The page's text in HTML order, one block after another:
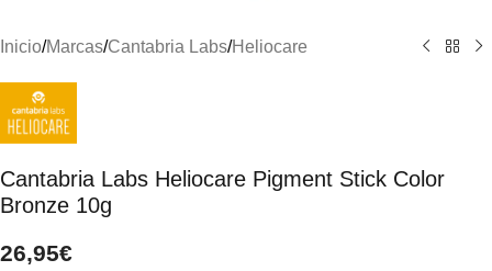
Inicio/Marcas/Cantabria Labs/Heliocare
Cantabria Labs Heliocare Pigment Stick Color
Bronze 10g
26,95€